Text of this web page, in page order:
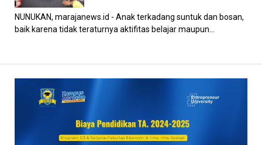
NUNUKAN, marajanews.id - Anak terkadang suntuk dan bosan,
baik karena tidak teraturnya aktifitas belajar maupun...